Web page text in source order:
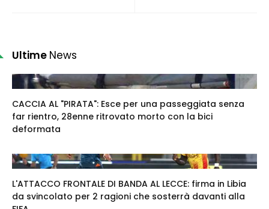
Ultime News
CACCIA AL "PIRATA": Esce per una passeggiata senza
far rientro, 28enne ritrovato morto con la bici
deformata
L'ATTACCO FRONTALE DI BANDA AL LECCE: firma in Libia
da svincolato per 2 ragioni che sosterrà davanti alla